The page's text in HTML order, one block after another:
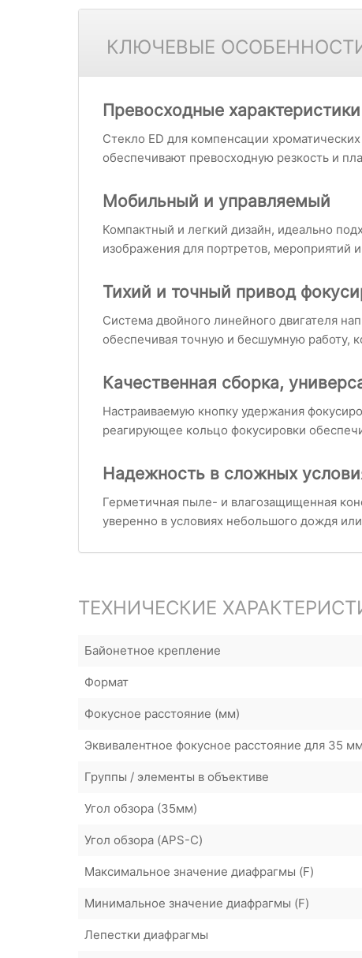
КЛЮЧЕВЫЕ
Превосходные
Стекло ED для компенсации
обеспечивают превосходную резкость и
Мобильный и управляемый
Компактный и легкий дизайн, идеально
изображения для портретов, мероприятий
Тихий и точный привод
Система двойного линейного двигателя
обеспечивая точную и бесшумную работу,
Качественная сборка,
Настраиваемую кнопку удержания
реагирующее кольцо фокусировки
Надежность в сложных
Герметичная пыле- и влагозащищенная
уверенно в условиях небольшого дождя
ТЕХНИЧЕСКИЕ
Байонетное крепление
Формат
Фокусное расстояние (мм)
Эквивалентное фокусное расстояние для 35
Группы / элементы в объективе
Угол обзора (35мм)
Угол обзора (APS-C)
Максимальное значение диафрагмы (F)
Минимальное значение диафрагмы (F)
Лепестки диафрагмы